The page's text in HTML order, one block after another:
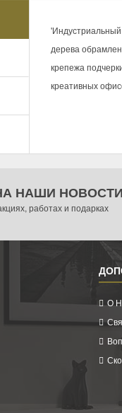
дерева
крепежа
креативных
НАШИ НОВОСТИ
работах и подарках
О